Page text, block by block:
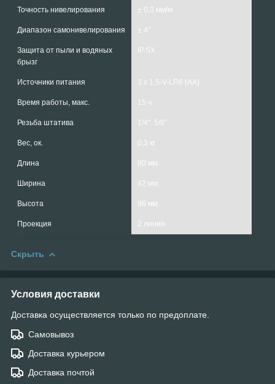
Точность нивелирования ± 0,3 мм/м
Диапазон самонивелирования ± 4°
Защита от пыли и водяных
брызг
IP 5X
Источники питания 3 x 1,5-V-LR6 (AA)
Время работы, макс. 15 ч
Резьба штатива 1/4", 5/8"
Вес, ок. 0,3 кг
Длина 80 мм
Ширина 42 мм
Высота 96 мм
Проекция 2 линии
Скрыть
Условия доставки
Доставка осуществляется только по предоплате.
Самовывоз
Доставка курьером
Доставка почтой